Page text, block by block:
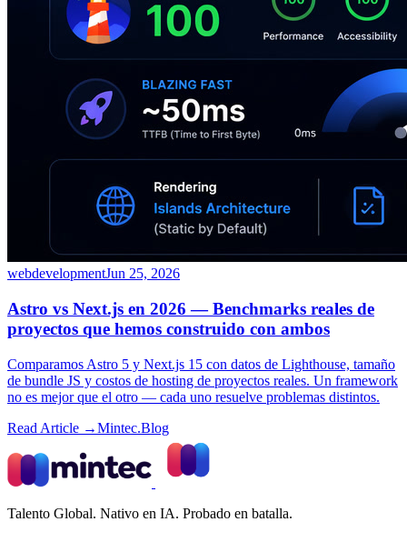
webdevelopmentJun 25, 2026
Astro vs Next.js en 2026 — Benchmarks reales de
proyectos que hemos construido con ambos
Comparamos Astro 5 y Next.js 15 con datos de Lighthouse, tamaño
de bundle JS y costos de hosting de proyectos reales. Un framework
no es mejor que el otro — cada uno resuelve problemas distintos.
Read Article →Mintec.Blog
Talento Global. Nativo en IA. Probado en batalla.